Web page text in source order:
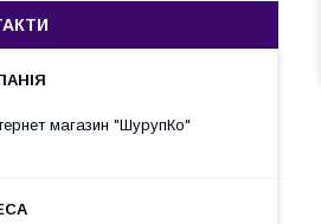
магазин "ШурупКо"